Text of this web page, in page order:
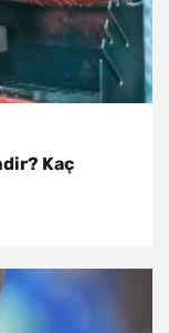
Kaç